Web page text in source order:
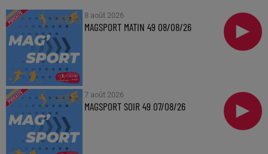
8 août 2026
MAGSPORT MATIN 49 08/08/26
7 août 2026
MAGSPORT SOIR 49 07/08/26